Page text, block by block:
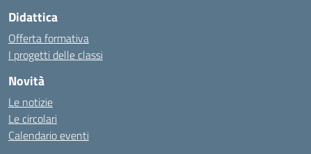
Didattica
Offerta formativa
I progetti delle classi
Novità
Le notizie
Le circolari
Calendario eventi